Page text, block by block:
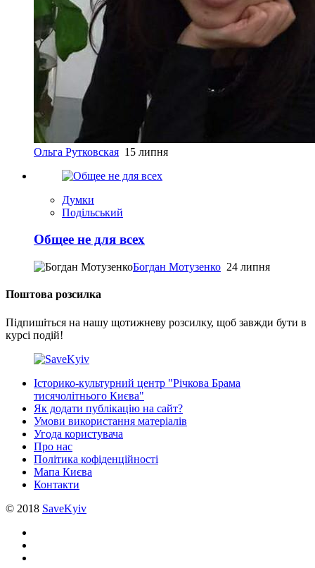
Ольга Рутковская 15 липня
Думки
Подільський
Общее не для всех
Богдан Мотузенко 24 липня
Поштова розсилка
Підпишіться на нашу щотижневу розсилку, щоб завжди бути в
курсі подій!
Історико-культурний центр "Річкова Брама
тисячолітнього Києва"
Як додати публікацію на сайт?
Умови використання матеріалів
Угода користувача
Про нас
Політика кофіденційності
Мапа Києва
Контакти
© 2018 SaveKyiv